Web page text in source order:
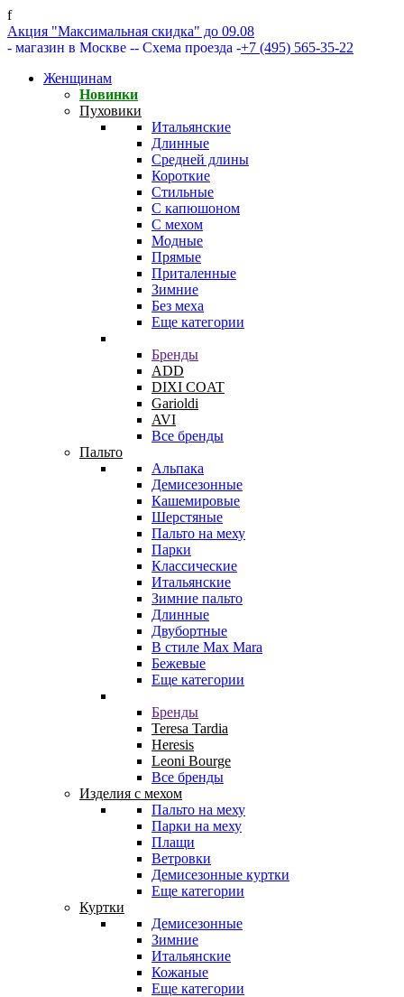
f
Акция "Максимальная скидка" до 09.08
- магазин в Москве -- Схема проезда -+7 (495) 565-35-22
Женщинам
Новинки
Пуховики
Итальянские
Длинные
Средней длины
Короткие
Стильные
С капюшоном
С мехом
Модные
Прямые
Приталенные
Зимние
Без меха
Еще категории
Бренды
ADD
DIXI COAT
Garioldi
AVI
Все бренды
Пальто
Альпака
Демисезонные
Кашемировые
Шерстяные
Пальто на меху
Парки
Классические
Итальянские
Зимние пальто
Длинные
Двубортные
В стиле Max Mara
Бежевые
Еще категории
Бренды
Teresa Tardia
Heresis
Leoni Bourge
Все бренды
Изделия с мехом
Пальто на меху
Парки на меху
Плащи
Ветровки
Демисезонные куртки
Еще категории
Куртки
Демисезонные
Зимние
Итальянские
Кожаные
Еще категории